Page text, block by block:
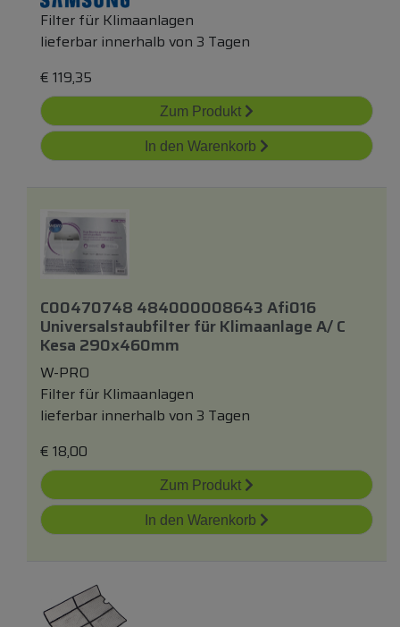
Filter für Klimaanlagen
lieferbar innerhalb von 3 Tagen
€ 119,35
Zum Produkt
In den Warenkorb
C00470748 484000008643 Afi016
UniversalstaubfilterfürKlimaanlage A/ C
Kesa 290x460mm
W-PRO
Filter für Klimaanlagen
lieferbar innerhalb von 3 Tagen
€ 18,00
Zum Produkt
In den Warenkorb